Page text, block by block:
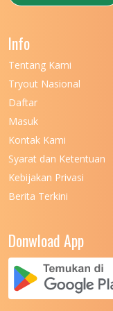
Info
Tentang Kami
Tryout Nasional
Daftar
Masuk
Kontak Kami
Syarat dan Ketentuan
Kebijakan Privasi
Berita Terkini
Donwload App